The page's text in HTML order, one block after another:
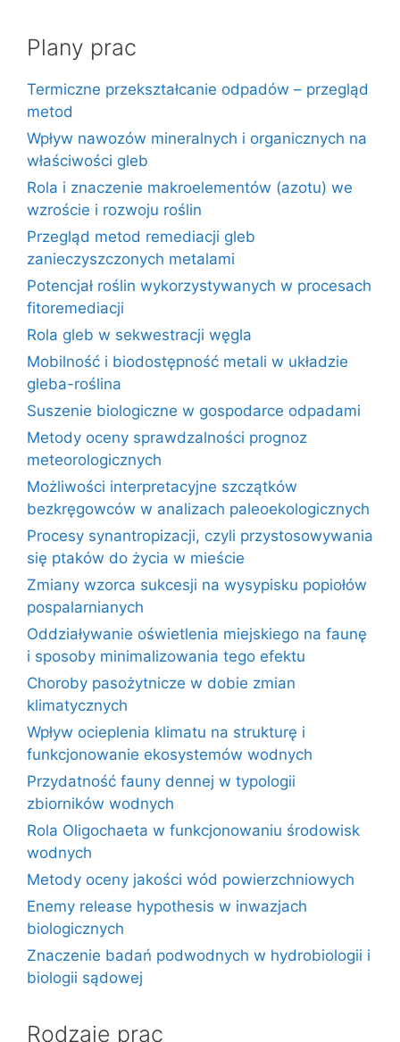
Plany prac
Termiczne przekształcanie odpadów – przegląd
metod
Wpływ nawozów mineralnych i organicznych na
właściwości gleb
Rola i znaczenie makroelementów (azotu) we
wzroście i rozwoju roślin
Przegląd metod remediacji gleb
zanieczyszczonych metalami
Potencjał roślin wykorzystywanych w procesach
fitoremediacji
Rola gleb w sekwestracji węgla
Mobilność i biodostępność metali w układzie
gleba-roślina
Suszenie biologiczne w gospodarce odpadami
Metody oceny sprawdzalności prognoz
meteorologicznych
Możliwości interpretacyjne szczątków
bezkręgowców w analizach paleoekologicznych
Procesy synantropizacji, czyli przystosowywania
się ptaków do życia w mieście
Zmiany wzorca sukcesji na wysypisku popiołów
pospalarnianych
Oddziaływanie oświetlenia miejskiego na faunę
i sposoby minimalizowania tego efektu
Choroby pasożytnicze w dobie zmian
klimatycznych
Wpływ ocieplenia klimatu na strukturę i
funkcjonowanie ekosystemów wodnych
Przydatność fauny dennej w typologii
zbiorników wodnych
Rola Oligochaeta w funkcjonowaniu środowisk
wodnych
Metody oceny jakości wód powierzchniowych
Enemy release hypothesis w inwazjach
biologicznych
Znaczenie badań podwodnych w hydrobiologii i
biologii sądowej
Rodzaje prac